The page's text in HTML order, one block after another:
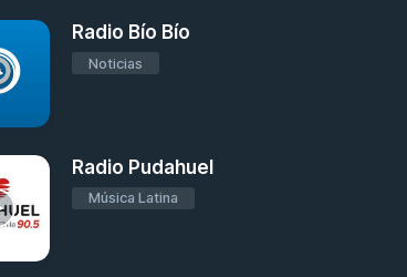
Radio Bío Bío
Noticias
Radio Pudahuel
Música Latina